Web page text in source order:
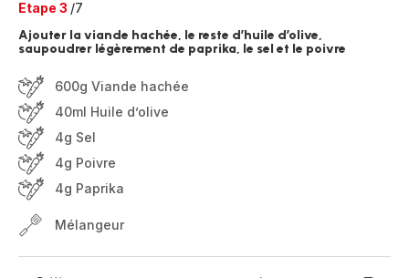
Etape 3 /7
Ajouter la viande hachée, le reste d’huile d’olive,
saupoudrer légèrement de paprika, le sel et le poivre
600g Viande hachée
40ml Huile d’olive
4g Sel
4g Poivre
4g Paprika
Mélangeur